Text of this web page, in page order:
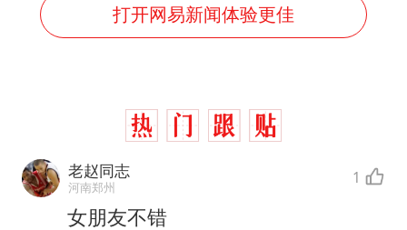
打开网易新闻体验更佳
老赵同志
河南郑州 1
女朋友不错